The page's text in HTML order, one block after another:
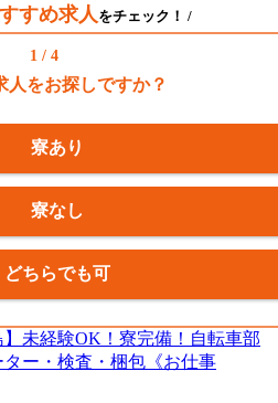
すめ求人をチェック！ /
1 / 4
人をお探しですか？
寮あり
寮なし
どちらでも可